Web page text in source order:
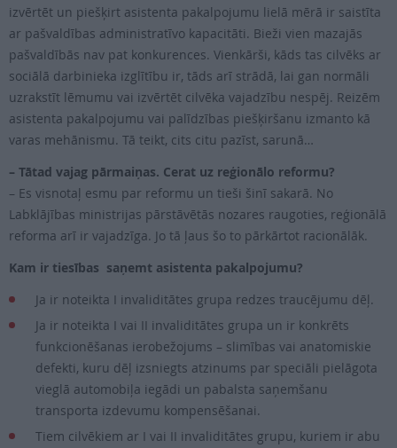
izvērtēt un piešķirt asistenta pakalpojumu lielā mērā ir saistīta
ar pašvaldības administratīvo kapacitāti. Bieži vien mazajās
pašvaldībās nav pat konkurences. Vienkārši, kāds tas cilvēks ar
sociālā darbinieka izglītību ir, tāds arī strādā, lai gan normāli
uzrakstīt lēmumu vai izvērtēt cilvēka vajadzību nespēj. Reizēm
asistenta pakalpojumu vai palīdzības piešķiršanu izmanto kā
varas mehānismu. Tā teikt, cits citu pazīst, sarunā…
– Tātad vajag pārmaiņas. Cerat uz reģionālo reformu?
– Es visnotaļ esmu par reformu un tieši šinī sakarā. No
Labklājības ministrijas pārstāvētās nozares raugoties, reģionālā
reforma arī ir vajadzīga. Jo tā ļaus šo to pārkārtot racionālāk.
Kam ir tiesības saņemt asistenta pakalpojumu?
Ja ir noteikta I invaliditātes grupa redzes traucējumu dēļ.
Ja ir noteikta I vai II invaliditātes grupa un ir konkrēts
funkcionēšanas ierobežojums – slimības vai anatomiskie
defekti, kuru dēļ izsniegts atzinums par speciāli pielāgota
vieglā automobiļa iegādi un pabalsta saņemšanu
transporta izdevumu kompensēšanai.
Tiem cilvēkiem ar I vai II invaliditātes grupu, kuriem ir abu